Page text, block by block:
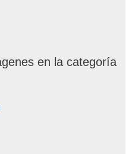
en la categoría